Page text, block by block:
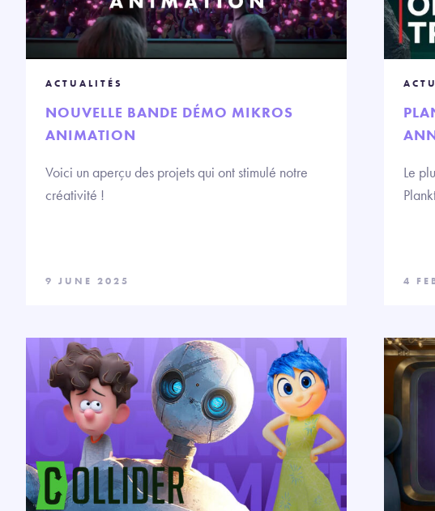
ACTUALITÉS
NOUVELLE BANDE DÉMO MIKROS
ANIMATION
Voici un aperçu des projets qui ont stimulé notre
créativité !
9 JUNE 2025
Le
4